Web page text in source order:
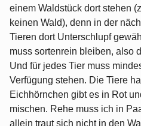
einem Waldstück dort stehen
keinen Wald), denn in der
Tieren dort Unterschlupf
muss sortenrein bleiben, also
Und für jedes Tier muss
Verfügung stehen. Die Tiere
Eichhörnchen gibt es in Rot
mischen. Rehe muss ich in
allein traut sich nicht in den